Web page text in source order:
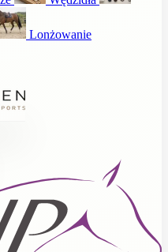
Lonżowanie